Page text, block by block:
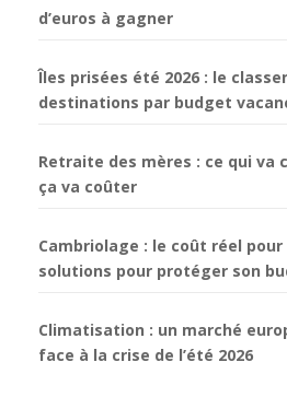
d’euros à gagner
Îles prisées été 2026 : le
destinations par budget
Retraite des mères : ce qui va
ça va coûter
Cambriolage : le coût réel
solutions pour protéger son
Climatisation : un marché
face à la crise de l’été 2026